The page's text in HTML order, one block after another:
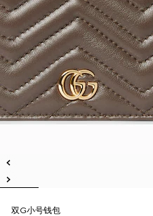
双G小号钱包